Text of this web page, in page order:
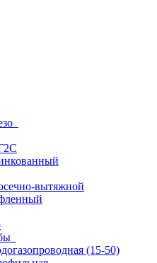
вытяжной
(15-50)